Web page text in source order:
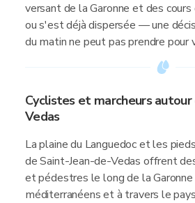
versant de la Garonne et des
ou s'est déjà dispersée — une
du matin ne peut pas prendre pour
Cyclistes et marcheurs autour
Vedas
La plaine du Languedoc et les
de Saint-Jean-de-Vedas offrent
et pédestres le long de la
méditerranéens et à travers le